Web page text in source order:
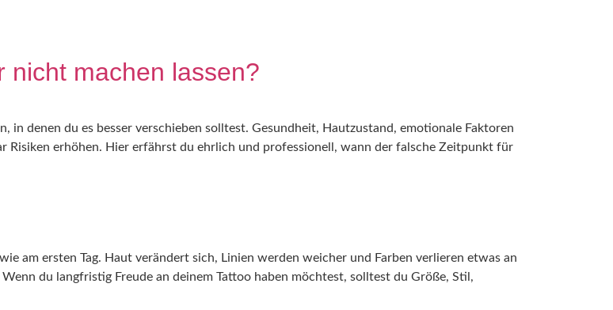
nicht machen lassen?
in denen du es besser verschieben solltest. Gesundheit, Hautzustand, emotionale Faktoren
Risiken erhöhen. Hier erfährst du ehrlich und professionell, wann der falsche Zeitpunkt für
am ersten Tag. Haut verändert sich, Linien werden weicher und Farben verlieren etwas an
du langfristig Freude an deinem Tattoo haben möchtest, solltest du Größe, Stil,